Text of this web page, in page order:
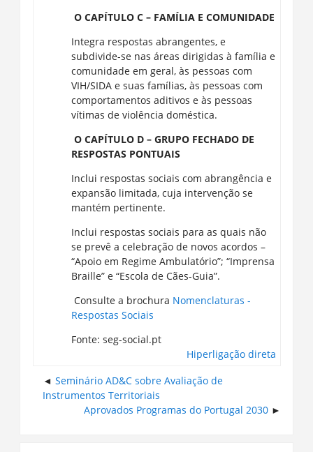
O CAPÍTULO C – FAMÍLIA E COMUNIDADE
Integra respostas abrangentes, e
subdivide-se nas áreas dirigidas à família e
comunidade em geral, às pessoas com
VIH/SIDA e suas famílias, às pessoas com
comportamentos aditivos e às pessoas
vítimas de violência doméstica.
O CAPÍTULO D – GRUPO FECHADO DE
RESPOSTAS PONTUAIS
Inclui respostas sociais com abrangência e
expansão limitada, cuja intervenção se
mantém pertinente.
Inclui respostas sociais para as quais não
se prevê a celebração de novos acordos –
“Apoio em Regime Ambulatório”; “Imprensa
Braille” e “Escola de Cães-Guia”.
Consulte a brochura Nomenclaturas -
Respostas Sociais
Fonte: seg-social.pt
Hiperligação direta
Seminário AD&C sobre Avaliação de
Instrumentos Territoriais
Aprovados Programas do Portugal 2030